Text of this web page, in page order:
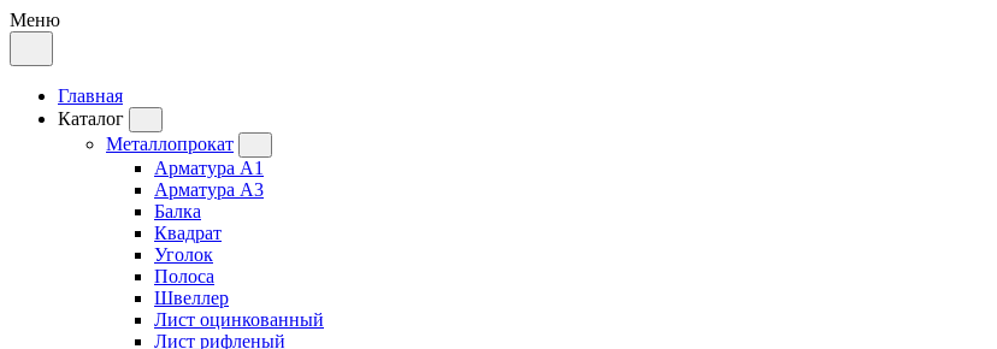
Меню
Главная
Каталог
Металлопрокат
Арматура А1
Арматура А3
Балка
Квадрат
Уголок
Полоса
Швеллер
Лист оцинкованный
Лист рифленый